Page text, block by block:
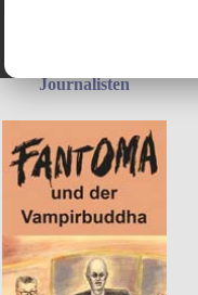
Journalisten